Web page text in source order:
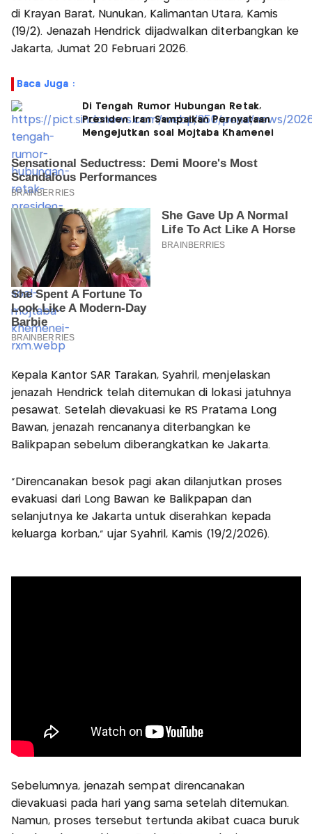
di Krayan Barat, Nunukan, Kalimantan Utara, Kamis
(19/2). Jenazah Hendrick dijadwalkan diterbangkan ke
Jakarta, Jumat 20 Februari 2026.
Baca Juga :
Di Tengah Rumor Hubungan Retak,
Presiden Iran Sampaikan Pernyataan
Mengejutkan soal Mojtaba Khamenei
Kepala Kantor SAR Tarakan, Syahril, menjelaskan
jenazah Hendrick telah ditemukan di lokasi jatuhnya
pesawat. Setelah dievakuasi ke RS Pratama Long
Bawan, jenazah rencananya diterbangkan ke
Balikpapan sebelum diberangkatkan ke Jakarta.
“Direncanakan besok pagi akan dilanjutkan proses
evakuasi dari Long Bawan ke Balikpapan dan
selanjutnya ke Jakarta untuk diserahkan kepada
keluarga korban,” ujar Syahril, Kamis (19/2/2026).
Sebelumnya, jenazah sempat direncanakan
dievakuasi pada hari yang sama setelah ditemukan.
Namun, proses tersebut tertunda akibat cuaca buruk